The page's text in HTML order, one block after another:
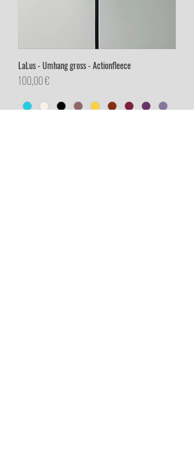
LaLus - Umhang gross - Actionfleece
Preis
100,00 €